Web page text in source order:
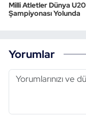
Milli Atletler Dünya U20
Şampiyonası Yolunda
Yorumlar